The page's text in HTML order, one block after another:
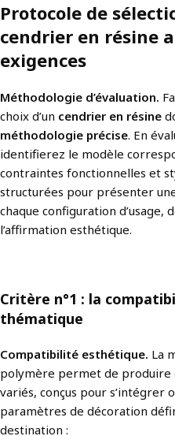
Protocole de
cendrier en résine
exigences
Méthodologie d’évaluation.
choix d’un cendrier en résine
méthodologie précise. En
identifierez le modèle
contraintes fonctionnelles et
structurées pour présenter
chaque configuration
l’affirmation esthétique.
Critère n°1 : la
thématique
Compatibilité esthétique. La
polymère permet de produire
variés, conçus pour s’intégrer
paramètres de décoration
destination :